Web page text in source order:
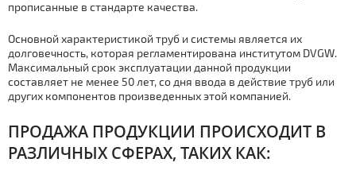
прописанные в стандарте качества.
Основной характеристикой тpуб и системы является их
долговечность, которая регламентирована институтом DVGW.
Максимальный срок эксплуатации данной продукции
составляет не менее 50 лет, со дня ввода в действие тpуб или
других компонентов произведенных этой компанией.
ПРОДАЖА ПРОДУКЦИИ ПРОИСХОДИТ В
РАЗЛИЧНЫХ СФЕРАХ, ТАКИХ КАК: